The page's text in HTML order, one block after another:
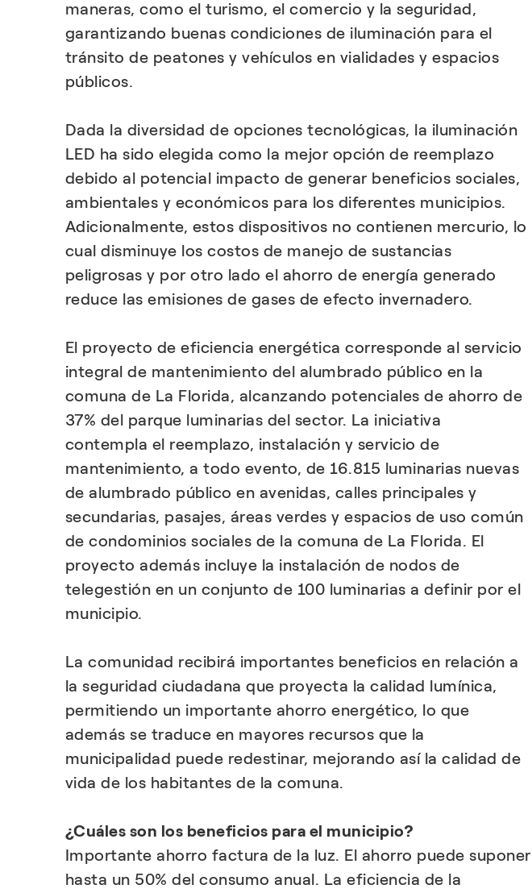
maneras, como el turismo, el comercio y la seguridad,
garantizando buenas condiciones de iluminación para el
tránsito de peatones y vehículos en vialidades y espacios
públicos.
Dada la diversidad de opciones tecnológicas, la iluminación
LED ha sido elegida como la mejor opción de reemplazo
debido al potencial impacto de generar beneficios sociales,
ambientales y económicos para los diferentes municipios.
Adicionalmente, estos dispositivos no contienen mercurio, lo
cual disminuye los costos de manejo de sustancias
peligrosas y por otro lado el ahorro de energía generado
reduce las emisiones de gases de efecto invernadero.
El proyecto de eficiencia energética corresponde al servicio
integral de mantenimiento del alumbrado público en la
comuna de La Florida, alcanzando potenciales de ahorro de
37% del parque luminarias del sector. La iniciativa
contempla el reemplazo, instalación y servicio de
mantenimiento, a todo evento, de 16.815 luminarias nuevas
de alumbrado público en avenidas, calles principales y
secundarias, pasajes, áreas verdes y espacios de uso común
de condominios sociales de la comuna de La Florida. El
proyecto además incluye la instalación de nodos de
telegestión en un conjunto de 100 luminarias a definir por el
municipio.
La comunidad recibirá importantes beneficios en relación a
la seguridad ciudadana que proyecta la calidad lumínica,
permitiendo un importante ahorro energético, lo que
además se traduce en mayores recursos que la
municipalidad puede redestinar, mejorando así la calidad de
vida de los habitantes de la comuna.
¿Cuáles son los beneficios para el municipio?
Importante ahorro factura de la luz. El ahorro puede suponer
hasta un 50% del consumo anual. La eficiencia de la